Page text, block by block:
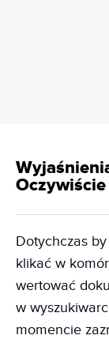
Dotychczas
klikać w
wertować
w
momencie